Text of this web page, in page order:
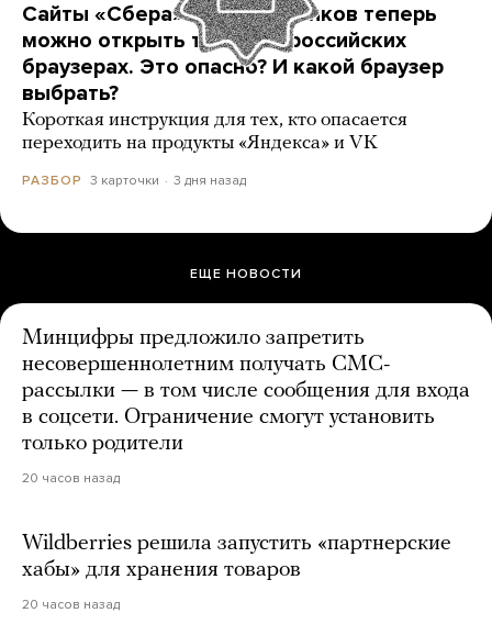
Сайты «Сбера» и других банков теперь
можно открыть только в российских
браузерах. Это опасно? И какой браузер
выбрать?
Короткая инструкция для тех, кто опасается
переходить на продукты «Яндекса» и VK
РАЗБОР 3 карточки 3 дня назад
ЕЩЕ НОВОСТИ
Минцифры предложило запретить
несовершеннолетним получать СМС-
рассылки — в том числе сообщения для входа
в соцсети. Ограничение смогут установить
только родители
20 часов назад
Wildberries решила запустить «партнерские
хабы» для хранения товаров
20 часов назад